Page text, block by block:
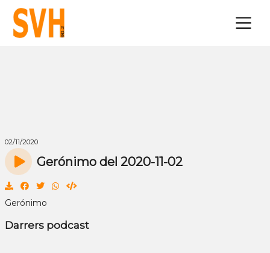
×
02/11/2020
Gerónimo del 2020-11-02
Gerónimo
Darrers podcast